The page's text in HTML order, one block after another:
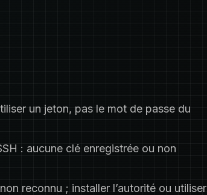
un jeton, pas le mot de passe du
: aucune clé enregistrée ou non
reconnu ; installer l’autorité ou utiliser